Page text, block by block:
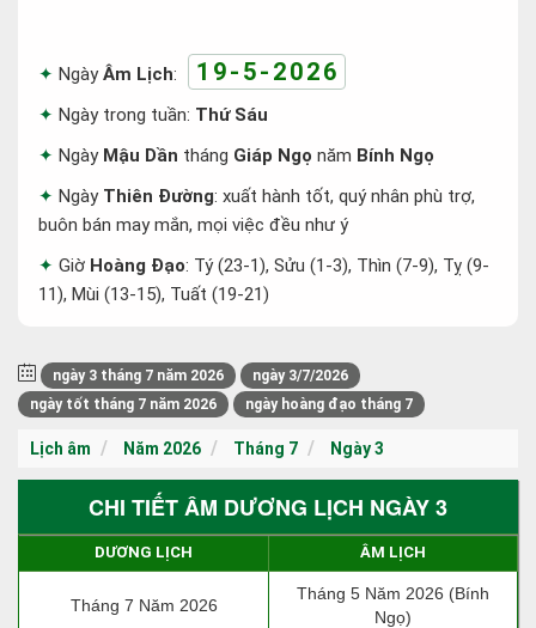
NgàyÂm Lịch: 19-5-2026
Ngày trong tuần: Thứ Sáu
Ngày Mậu Dần tháng Giáp Ngọ năm Bính Ngọ
Ngày Thiên Đường: xuất hành tốt, quý nhân phù trợ,
buôn bán may mắn, mọi việc đều như ý
Giờ Hoàng Đạo: Tý (23-1), Sửu (1-3), Thìn (7-9), Tỵ (9-
11), Mùi (13-15), Tuất (19-21)
ngày 3 tháng 7 năm 2026
ngày 3/7/2026
ngày tốt tháng 7 năm 2026
ngày hoàng đạo tháng 7
Lịch âm Năm 2026 Tháng 7 Ngày 3
CHI TIẾT ÂM DƯƠNG LỊCH NGÀY 3
DƯƠNG LỊCH ÂM LỊCH
Tháng 7 Năm 2026
Tháng 5 Năm 2026 (Bính
Ngọ)